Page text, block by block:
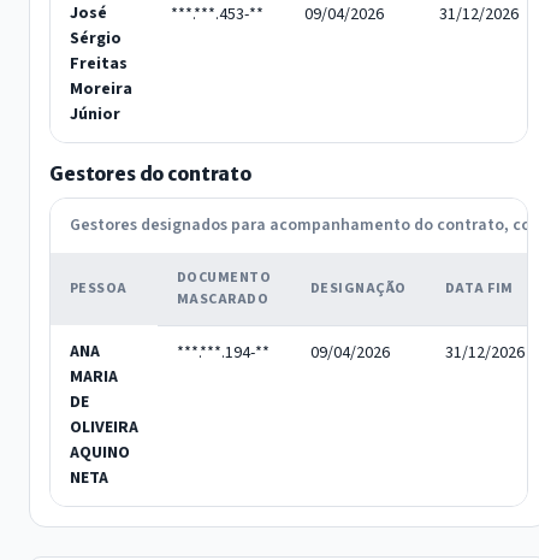
José
Sérgio
Freitas
Moreira
Júnior
***.***.453-** 09/04/2026 31/12/2026
Gestores do contrato
Gestores designados para acompanhamento do contrato,
PESSOA
DOCUMENTO
MASCARADO
DESIGNAÇÃO DATA FIM
ANA
MARIA
DE
OLIVEIRA
AQUINO
NETA
***.***.194-** 09/04/2026 31/12/2026